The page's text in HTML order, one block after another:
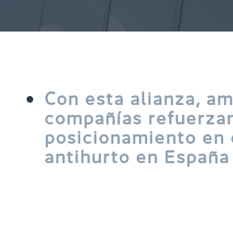
Con esta alianza,
compañías
posicionamiento
antihurto en España